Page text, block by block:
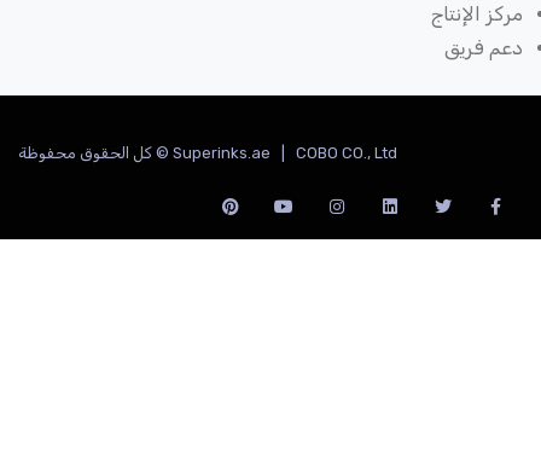
الإنتاج
فريق
Superinks.ae | COBO CO., Ltd © كل الحقوق محفوظة